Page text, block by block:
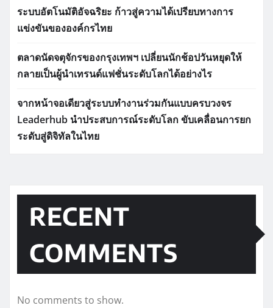
ระบบอัตโนมัติอัจฉริยะ ก้าวสู่ความได้เปรียบทางการ
แข่งขันขององค์กรไทย
ตลาดนัดจตุจักรของกรุงเทพฯ เปลี่ยนนักช้อปวันหยุดให้
กลายเป็นผู้นำเทรนด์แฟชั่นระดับโลกได้อย่างไร
จากหน้าจอเดียวสู่ระบบทำงานร่วมกันแบบครบวงจร
Leaderhub นำประสบการณ์ระดับโลก ขับเคลื่อนการยก
ระดับสู่ดิจิทัลในไทย
RECENT
COMMENTS
No comments to show.